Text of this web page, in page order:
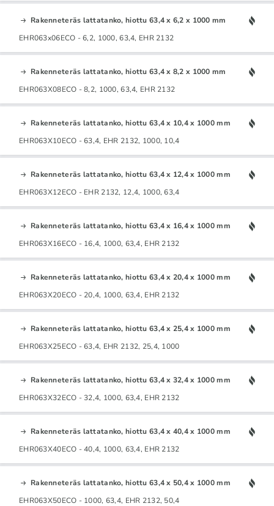
Rakenneteräs lattatanko, hiottu 63,4 x 6,2 x 1000 mm
EHR063x06ECO - 6,2, 1000, 63,4, EHR 2132
Rakenneteräs lattatanko, hiottu 63,4 x 8,2 x 1000 mm
EHR063X08ECO - 8,2, 1000, 63,4, EHR 2132
Rakenneteräs lattatanko, hiottu 63,4 x 10,4 x 1000 mm
EHR063X10ECO - 63,4, EHR 2132, 1000, 10,4
Rakenneteräs lattatanko, hiottu 63,4 x 12,4 x 1000 mm
EHR063X12ECO - EHR 2132, 12,4, 1000, 63,4
Rakenneteräs lattatanko, hiottu 63,4 x 16,4 x 1000 mm
EHR063X16ECO - 16,4, 1000, 63,4, EHR 2132
Rakenneteräs lattatanko, hiottu 63,4 x 20,4 x 1000 mm
EHR063X20ECO - 20,4, 1000, 63,4, EHR 2132
Rakenneteräs lattatanko, hiottu 63,4 x 25,4 x 1000 mm
EHR063X25ECO - 63,4, EHR 2132, 25,4, 1000
Rakenneteräs lattatanko, hiottu 63,4 x 32,4 x 1000 mm
EHR063X32ECO - 32,4, 1000, 63,4, EHR 2132
Rakenneteräs lattatanko, hiottu 63,4 x 40,4 x 1000 mm
EHR063X40ECO - 40,4, 1000, 63,4, EHR 2132
Rakenneteräs lattatanko, hiottu 63,4 x 50,4 x 1000 mm
EHR063X50ECO - 1000, 63,4, EHR 2132, 50,4